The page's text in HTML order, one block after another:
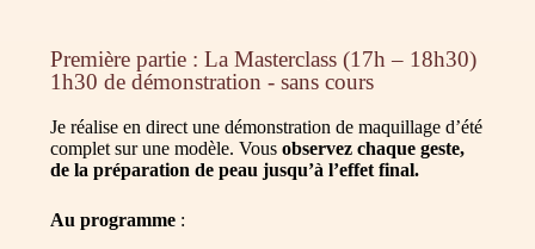
Première partie : La Masterclass (17h – 18h30)
1h30 de démonstration - sans cours
Je réalise en direct une démonstration de maquillage d’été
complet sur une modèle. Vous observez chaque geste,
de la préparation de peau jusqu’à l’effet final.
Au programme: